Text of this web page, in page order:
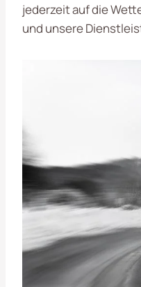
jederzeit auf die
und unsere